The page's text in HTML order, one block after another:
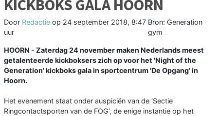
KICKBOKS GALA HOORN
Door Redactie op 24 september 2018, 8:47
uur
Bron: Generation
gym
HOORN - Zaterdag 24 november maken Nederlands meest
getalenteerde kickboksers zich op voor het 'Night of the
Generation' kickboks gala in sportcentrum 'De Opgang' in
Hoorn.
Het evenement staat onder auspiciën van de ‘Sectie
Ringcontactsporten van de FOG’, de enige instantie op het